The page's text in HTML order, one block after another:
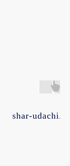
shar-udachi.ru